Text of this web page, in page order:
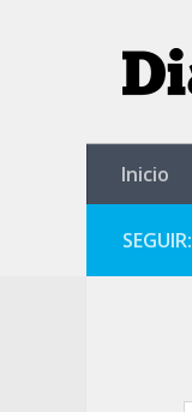
Inicio
SEGUIR: